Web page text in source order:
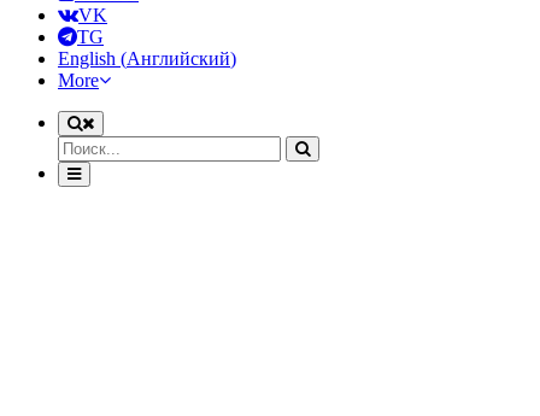
VK
TG
English (Английский)
More